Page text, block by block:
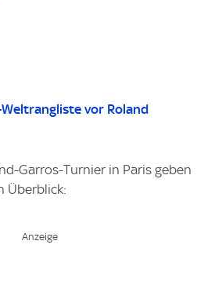
vor Roland
Garros-Turnier in Paris geben
Überblick: